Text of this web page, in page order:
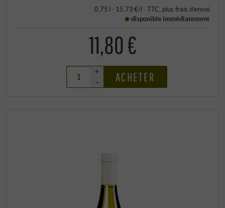
0,75 l · 15,73 €/l · TTC , plus frais d’envoi
disponible immédiatement
11,80 €
+
–
ACHETER